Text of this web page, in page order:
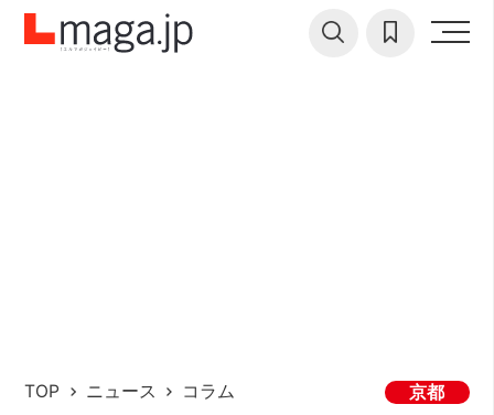
TOP ニュース コラム 京都